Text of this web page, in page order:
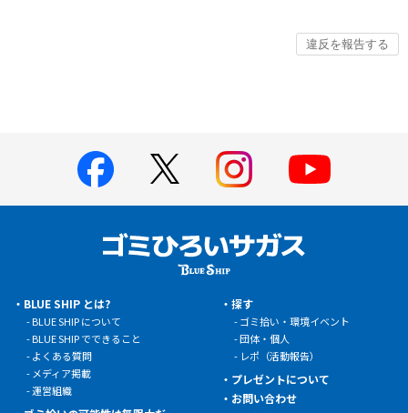
BLUE SHIP とは?
BLUE SHIP について
BLUE SHIP でできること
よくある質問
メディア掲載
運営組織
探す
ゴミ拾い・環境イベント
団体・個人
レポ（活動報告）
プレゼントについて
お問い合わせ